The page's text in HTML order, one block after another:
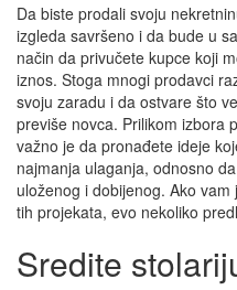
Da biste prodali svoju
izgleda savršeno i da bude u
način da privučete kupce koji
iznos. Stoga mnogi prodavci
svoju zaradu i da ostvare što
previše novca. Prilikom izbora
važno je da pronađete ideje
najmanja ulaganja, odnosno
uloženog i dobijenog. Ako
tih projekata, evo nekoliko
Sredite